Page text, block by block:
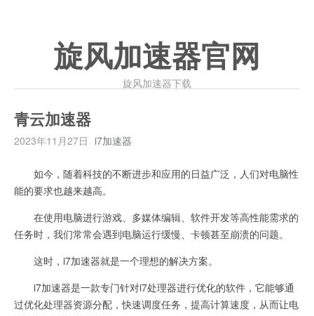
旋风加速器官网
旋风加速器下载
青云加速器
2023年11月27日 i7加速器
如今，随着科技的不断进步和应用的日益广泛，人们对电脑性
能的要求也越来越高。
在使用电脑进行游戏、多媒体编辑、软件开发等高性能需求的
任务时，我们常常会遇到电脑运行缓慢、卡顿甚至崩溃的问题。
这时，i7加速器就是一个理想的解决方案。
i7加速器是一款专门针对i7处理器进行优化的软件，它能够通
过优化处理器资源分配，快速调度任务，提高计算速度，从而让电